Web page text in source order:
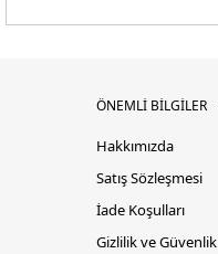
ÖNEMLİ BİLGİLER
Hakkımızda
Satış Sözleşmesi
İade Koşulları
Gizlilik ve Güvenlik